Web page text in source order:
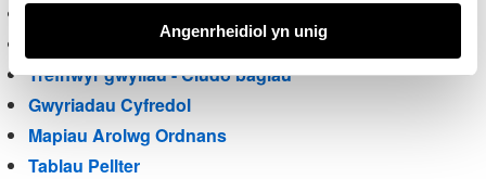
Angenrheidiol yn unig
Trefnwyr gwyliau - Cludo bagiau
Gwyriadau Cyfredol
Mapiau Arolwg Ordnans
Tablau Pellter